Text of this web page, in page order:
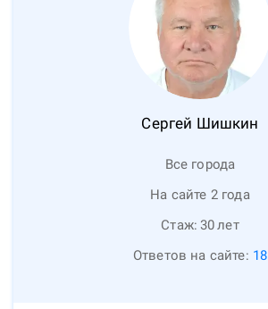
Сергей Шишкин
Все города
На сайте 2 года
Стаж: 30лет
Ответов на сайте: 18